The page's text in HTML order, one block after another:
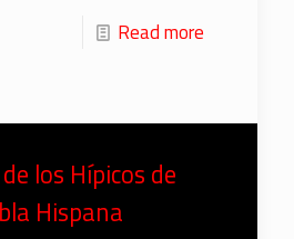
Read more
los Hípicos de
Hispana